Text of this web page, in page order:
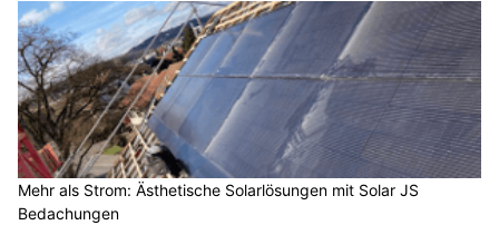
Mehr als Strom: Ästhetische Solarlösungen mit Solar JS
Bedachungen